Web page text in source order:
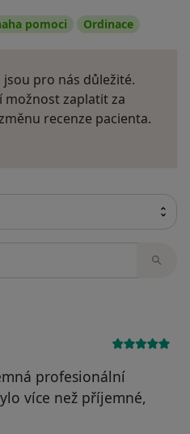
pomoci Ordinace
jsou pro nás důležité.
možnost zaplatit za
recenze pacienta.
profesionální
více než příjemné,